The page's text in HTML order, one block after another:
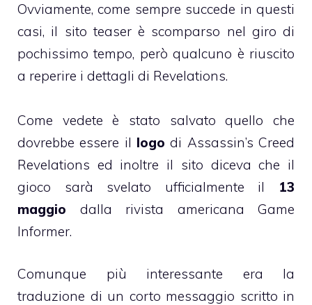
Ovviamente, come sempre succede in questi
casi, il sito teaser è scomparso nel giro di
pochissimo tempo, però qualcuno è riuscito
a reperire i dettagli di Revelations.
Come vedete è stato salvato quello che
dovrebbe essere il logo di Assassin’s Creed
Revelations ed inoltre il sito diceva che il
gioco sarà svelato ufficialmente il 13
maggio dalla rivista americana Game
Informer.
Comunque più interessante era la
traduzione di un corto messaggio scritto in